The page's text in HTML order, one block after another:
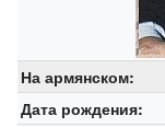
На армянском:
Дата рождения: